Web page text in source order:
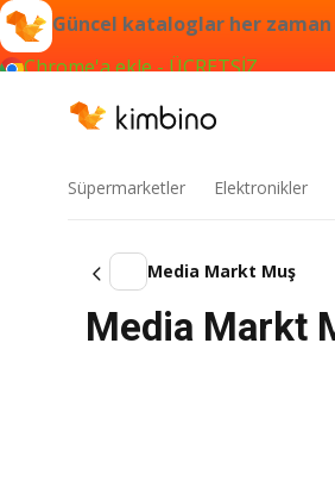
Güncel kataloglar her
Chrome'a ekle - ÜCRETSİZ
Süpermarketler Elektronikler
Media Markt Muş
Media Markt